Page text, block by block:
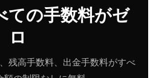
ての手数料がゼ
ロ
残高手数料、出金手数料がすべ